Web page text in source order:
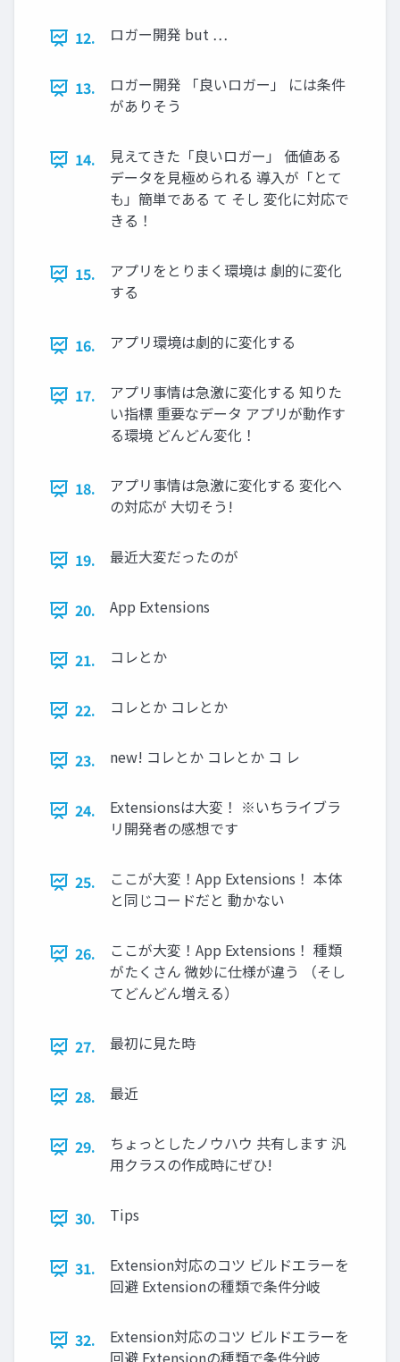
12. ロガー開発 but …
13.
ロガー開発 「良いロガー」 には条件
がありそう
14.
見えてきた「良いロガー」 価値ある
データを見極められる 導入が「とて
も」簡単である て そし 変化に対応で
きる！
15.
アプリをとりまく環境は 劇的に変化
する
16. アプリ環境は劇的に変化する
17.
アプリ事情は急激に変化する 知りた
い指標 重要なデータ アプリが動作す
る環境 どんどん変化！
18.
アプリ事情は急激に変化する 変化へ
の対応が 大切そう!
19. 最近大変だったのが
20. App Extensions
21. コレとか
22. コレとか コレとか
23. new! コレとか コレとか コ レ
24.
Extensionsは大変！ ※いちライブラ
リ開発者の感想です
25.
ここが大変！App Extensions！ 本体
と同じコードだと 動かない
26.
ここが大変！App Extensions！ 種類
がたくさん 微妙に仕様が違う （そし
てどんどん増える）
27. 最初に見た時
28. 最近
29.
ちょっとしたノウハウ 共有します 汎
用クラスの作成時にぜひ!
30. Tips
31.
Extension対応のコツ ビルドエラーを
回避 Extensionの種類で条件分岐
32.
Extension対応のコツ ビルドエラーを